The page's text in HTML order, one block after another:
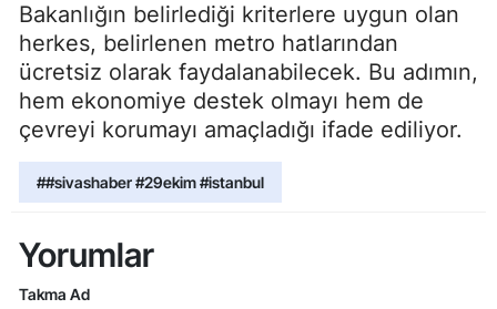
Bakanlığın belirlediği kriterlere uygun olan
herkes, belirlenen metro hatlarından
ücretsiz olarak faydalanabilecek. Bu adımın,
hem ekonomiye destek olmayı hem de
çevreyi korumayı amaçladığı ifade ediliyor.
##sivashaber #29ekim #istanbul
Yorumlar
Takma Ad